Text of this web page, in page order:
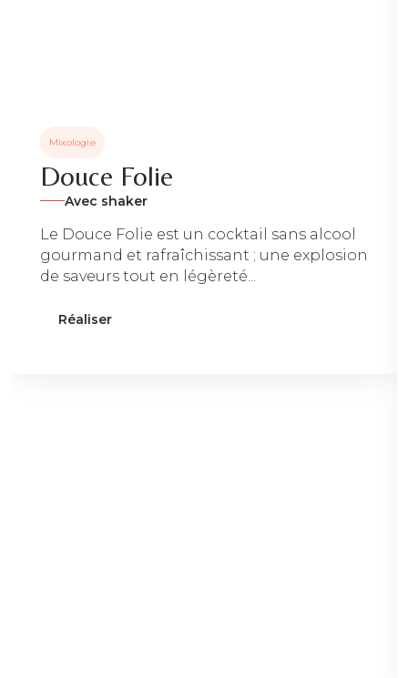
Mixologie
Douce Folie
Avec shaker
Le Douce Folie est un cocktail sans alcool
gourmand et rafraîchissant ; une explosion
de saveurs tout en légèreté...
Réaliser